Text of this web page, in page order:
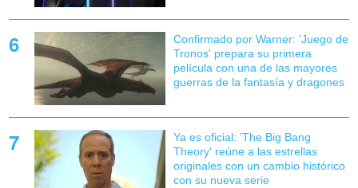
Confirmado por Warner: 'Juego de
Tronos' prepara su primera
película con una de las mayores
guerras de la fantasía y dragones
Ya es oficial: 'The Big Bang
Theory' reúne a las estrellas
originales con un cambio histórico
con su nueva serie